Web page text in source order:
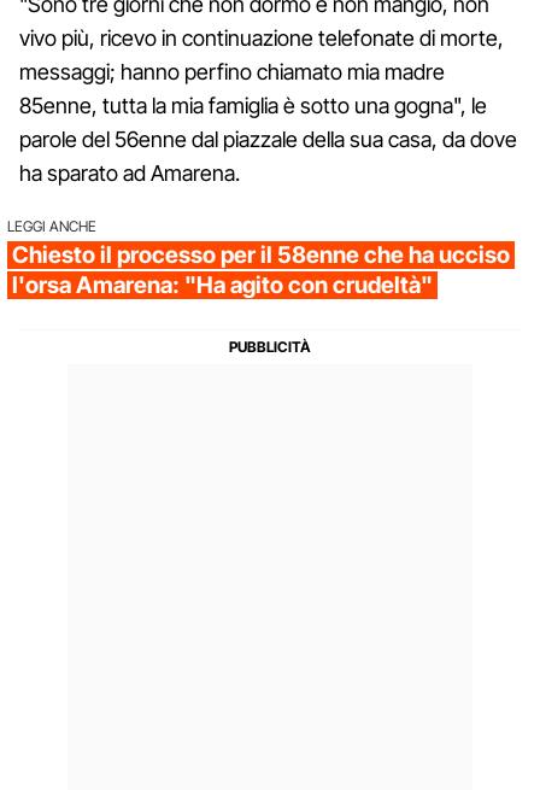
vivo più, ricevo in continuazione telefonate di morte,
messaggi; hanno perfino chiamato mia madre
85enne, tutta la mia famiglia è sotto una gogna", le
parole del 56enne dal piazzale della sua casa, da dove
ha sparato ad Amarena.
LEGGI ANCHE
Chiesto il processo per il 58enne che ha ucciso
l'orsa Amarena: "Ha agito con crudeltà"